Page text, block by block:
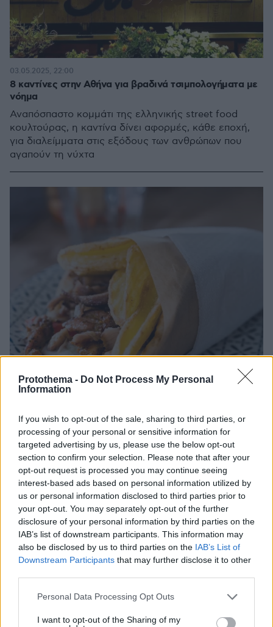
Protothema - Do Not Process My Personal
Information
If you wish to opt-out of the sale, sharing to third parties, or
processing of your personal or sensitive information for
targeted advertising by us, please use the below opt-out
section to confirm your selection. Please note that after your
opt-out request is processed you may continue seeing
interest-based ads based on personal information utilized by
us or personal information disclosed to third parties prior to
your opt-out. You may separately opt-out of the further
disclosure of your personal information by third parties on the
IAB’s list of downstream participants. This information may
also be disclosed by us to third parties on the IAB’s List of
Downstream Participants that may further disclose it to other
Please note that this website/app uses one or more Google
not limited to your visit or usage behaviour. You may click to
Personal Data Processing Opt Outs
I want to opt-out of the Sharing of my
8 καντίνες στην Αθήνα για βραδινά τσιμπολογήματα με
νόημα
Αναπόσπαστο κομμάτι της ελληνικής street food
κουλτούρας, η καντίνα δίνει αφορμές, κάθε εποχή,
για διαλείμματα στις εξόδους των ανθρώπων που
αγαπούν τη νύχτα
03.05.2025, 22:00
Καταποντίστηκαν γύρος και σουβλάκι στη λίστα του
Taste Atlas για τα street food - Το φαγητό από Αλγερία
που πήρε την πρωτιά
Κοντοσούβλι, γύρος, σουβλάκι και κοκορέτσι είναι τα
μοναδικά ελληνικά φαγητά στη λίστα - Κέικ από
ρεβίθια που μπαίνει σε σάντουιτς είναι στην κορυφή
08.04.2025, 13:06 187